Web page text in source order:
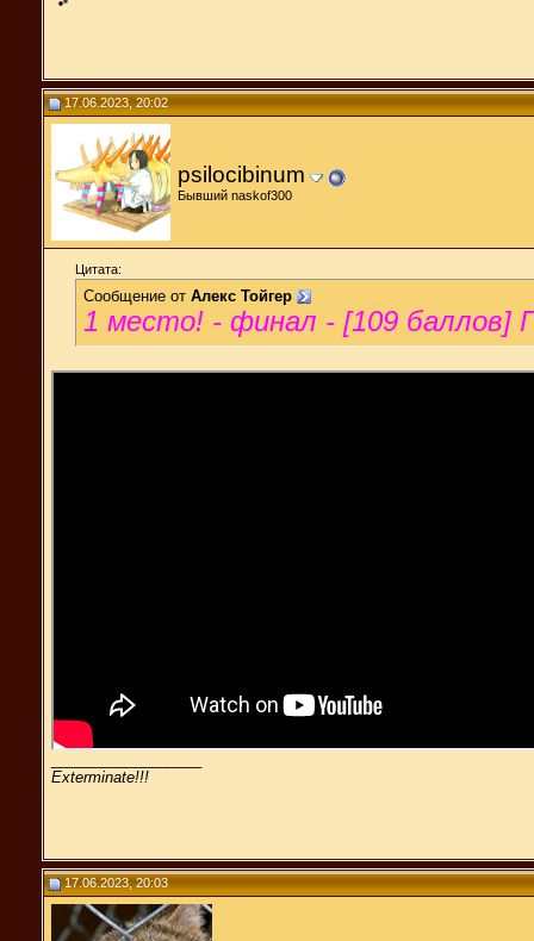
17.06.2023, 20:02
psilocibinum
Бывший naskof300
Цитата:
Сообщение от Алекс Тойгер
1 место! - финал - [109 баллов]
Exterminate!!!
17.06.2023, 20:03